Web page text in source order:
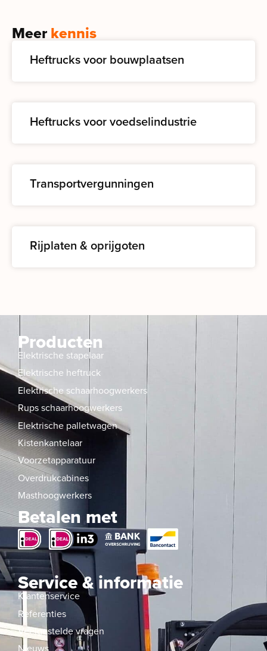
Meerkennis
Heftrucks voor bouwplaatsen
Heftrucks voor voedselindustrie
Transportvergunningen
Rijplaten & oprijgoten
Producten
Elektrische stapelaar
Elektrische heftruck
Elektrische schaarhoogwerkers
Rups schaarhoogwerkers
Elektrische palletwagen
Kistenkantelaar
Voorzetapparatuur
Overdrukcabines
Masthoogwerkers
Betalen met
Service & informatie
Klantenservice
Referenties
Veelgestelde vragen
Nieuws